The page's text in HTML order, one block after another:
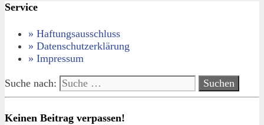
Service
» Haftungsausschluss
» Datenschutzerklärung
» Impressum
Suche nach:
Keinen Beitrag verpassen!